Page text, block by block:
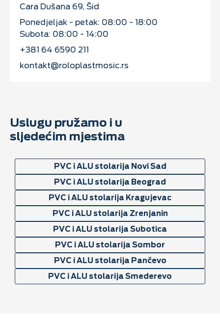
Cara Dušana 69, Šid
Ponedjeljak - petak: 08:00 - 18:00
Subota: 08:00 - 14:00
+381 64 6590 211
kontakt@roloplastmosic.rs
Uslugu pružamo i u
sljedećim mjestima
PVC i ALU stolarija Novi Sad
PVC i ALU stolarija Beograd
PVC i ALU stolarija Kragujevac
PVC i ALU stolarija Zrenjanin
PVC i ALU stolarija Subotica
PVC i ALU stolarija Sombor
PVC i ALU stolarija Pančevo
PVC i ALU stolarija Smederevo